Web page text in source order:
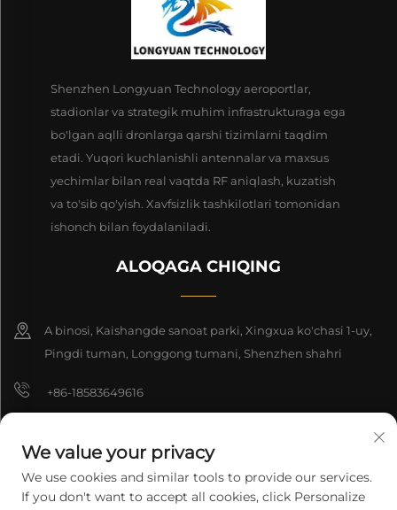
Shenzhen Longyuan Technology aeroportlar,
stadionlar va strategik muhim infrastrukturaga ega
bo'lgan aqlli dronlarga qarshi tizimlarni taqdim
etadi. Yuqori kuchlanishli antennalar va maxsus
yechimlar bilan real vaqtda RF aniqlash, kuzatish
va to'sib qo'yish. Xavfsizlik tashkilotlari tomonidan
ishonch bilan foydalaniladi.
ALOQAGA CHIQING
A binosi, Kaishangde sanoat parki, Xingxua ko'chasi 1-uy,
Pingdi tuman, Longgong tumani, Shenzhen shahri
+86-18583649616
8618165761396
We value your privacy
We use cookies and similar tools to provide our services.
If you don't want to accept all cookies, click Personalize